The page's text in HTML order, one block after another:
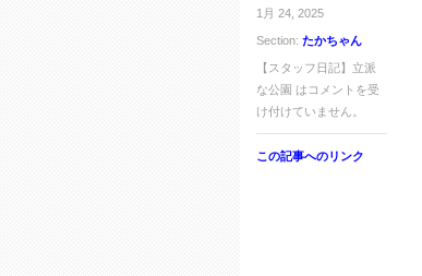
1月 24, 2025
Section: たかちゃん
【スタッフ日記】立派
な公園 は コメントを受
け付けていません。
この記事へのリンク